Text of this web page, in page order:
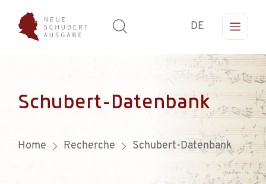
DE
Schubert-Datenbank
Home Recherche Schubert-Datenbank